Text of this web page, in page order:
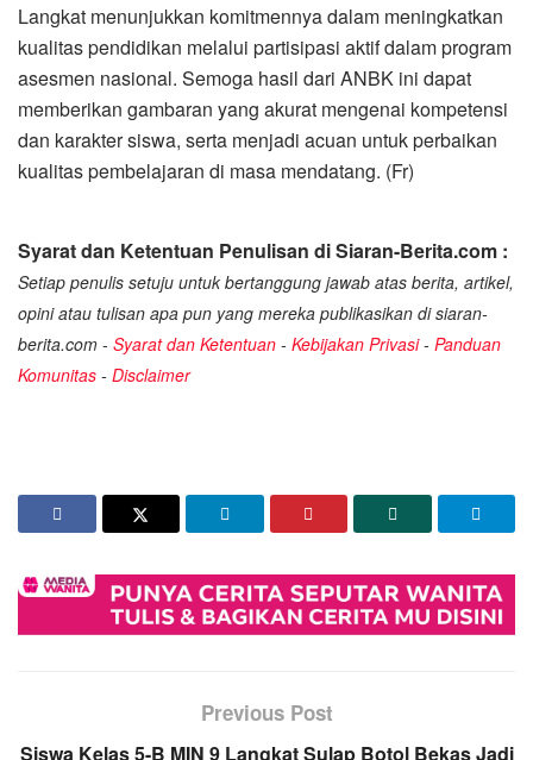
Langkat menunjukkan komitmennya dalam meningkatkan
kualitas pendidikan melalui partisipasi aktif dalam program
asesmen nasional. Semoga hasil dari ANBK ini dapat
memberikan gambaran yang akurat mengenai kompetensi
dan karakter siswa, serta menjadi acuan untuk perbaikan
kualitas pembelajaran di masa mendatang. (Fr)
Syarat dan Ketentuan Penulisan di Siaran-Berita.com :
Setiap penulis setuju untuk bertanggung jawab atas berita, artikel,
opini atau tulisan apa pun yang mereka publikasikan di siaran-
berita.com - Syarat dan Ketentuan - Kebijakan Privasi- Panduan
Komunitas - Disclaimer
Previous Post
Siswa Kelas 5-B MIN 9 Langkat Sulap Botol Bekas Jadi